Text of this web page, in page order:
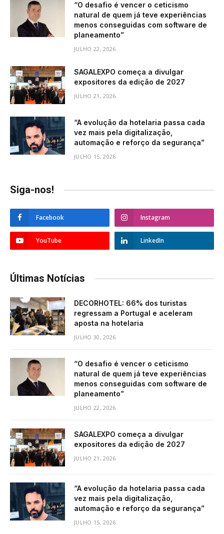
“O desafio é vencer o ceticismo
natural de quem já teve experiências
menos conseguidas com software de
planeamento”
JULHO 22, 2026
SAGALEXPO começa a divulgar
expositores da edição de 2027
JULHO 21, 2026
“A evolução da hotelaria passa cada
vez mais pela digitalização,
automação e reforço da segurança”
JULHO 15, 2026
Siga-nos!
Facebook Instagram
YouTube LinkedIn
Últimas Notícias
DECORHOTEL: 66% dos turistas
regressam a Portugal e aceleram
aposta na hotelaria
JULHO 30, 2026
“O desafio é vencer o ceticismo
natural de quem já teve experiências
menos conseguidas com software de
planeamento”
JULHO 22, 2026
SAGALEXPO começa a divulgar
expositores da edição de 2027
JULHO 21, 2026
“A evolução da hotelaria passa cada
vez mais pela digitalização,
automação e reforço da segurança”
JULHO 15, 2026